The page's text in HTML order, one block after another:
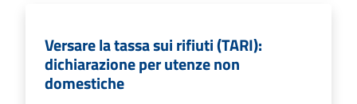
Versare la tassa sui rifiuti (TARI):
dichiarazione per utenze non
domestiche